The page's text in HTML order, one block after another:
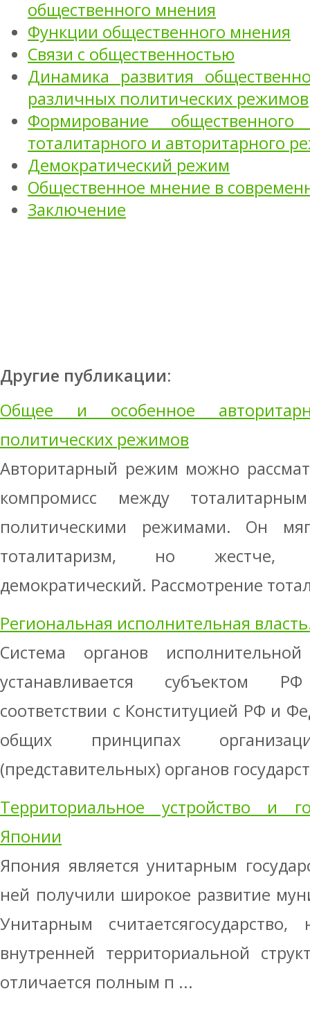
общественного мнения
Функции общественного мнения
Связи с общественностью
Динамика развития
различных политических режимов
Формирование
тоталитарного и авторитарного
Демократический режим
Общественное мнение в
Заключение
Другие публикации:
Общее и особенное
политических режимов
Авторитарный режим можно
компромисс между
политическими режимами. Он
тоталитаризм, но жестче,
демократический. Рассмотрение
Региональная исполнительная
Система органов
устанавливается субъектом
соответствии с Конституцией РФ и
общих принципах
(представительных) органов
Территориальное устройство и
Японии
Япония является унитарным
ней получили широкое развитие
Унитарным
внутренней территориальной
отличается полным п ...